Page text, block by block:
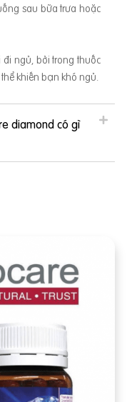
sau bữa trưa hoặc
ngủ, bởi trong thuốc
khiến bạn khó ngủ.
diamond có gì